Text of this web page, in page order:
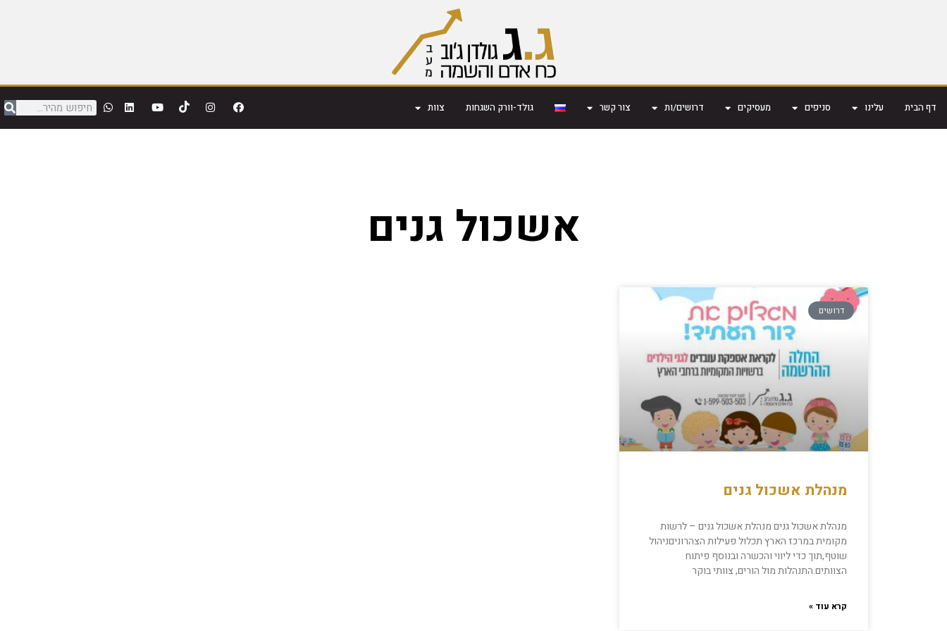
דף הבית עלינו סניפים מעסיקים דרושים/ות צור קשר גולד-וורק השגחות צוות
אשכול גנים
דרושים
מנהלת אשכול גנים
מנהלת אשכול גנים מנהלת אשכול גנים – לרשות
מקומית במרכז הארץ תכלול פעילות הצהרוניםניהול
שוטף,תוך כדי ליווי והכשרה ובנוסף פיתוח
הצוותים.התנהלות מול הורים, צוותי בוקר
קרא עוד »